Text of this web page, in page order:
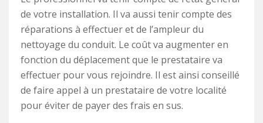
de votre installation. Il va aussi tenir compte des
réparations à effectuer et de l’ampleur du
nettoyage du conduit. Le coût va augmenter en
fonction du déplacement que le prestataire va
effectuer pour vous rejoindre. Il est ainsi conseillé
de faire appel à un prestataire de votre localité
pour éviter de payer des frais en sus.